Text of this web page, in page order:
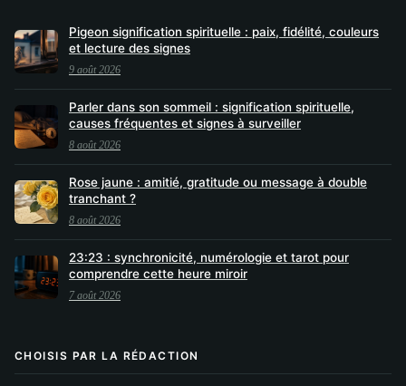
Pigeon signification spirituelle : paix, fidélité, couleurs
et lecture des signes
9 août 2026
Parler dans son sommeil : signification spirituelle,
causes fréquentes et signes à surveiller
8 août 2026
Rose jaune : amitié, gratitude ou message à double
tranchant ?
8 août 2026
23:23 : synchronicité, numérologie et tarot pour
comprendre cette heure miroir
7 août 2026
CHOISIS PAR LA RÉDACTION